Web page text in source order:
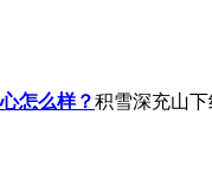
怎么样？积雪深充山下